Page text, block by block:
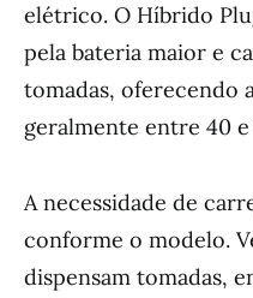
elétrico. O Híbrido
pela bateria maior e
tomadas, oferecendo
geralmente entre 40
A necessidade de
conforme o modelo.
dispensam tomadas,